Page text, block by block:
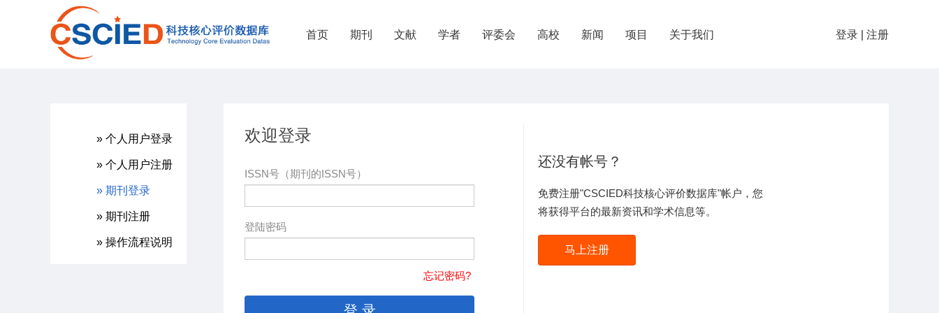
首页 期刊 文献 学者 评委会 高校 新闻 项目 关于我们 登录 注册
» 个人用户登录
» 个人用户注册
» 期刊登录
» 期刊注册
» 操作流程说明
欢迎登录
ISSN号（期刊的ISSN号）
登陆密码
忘记密码?
还没有帐号？
免费注册"CSCIED科技核心评价数据库"帐户，您
将获得平台的最新资讯和学术信息等。
马上注册